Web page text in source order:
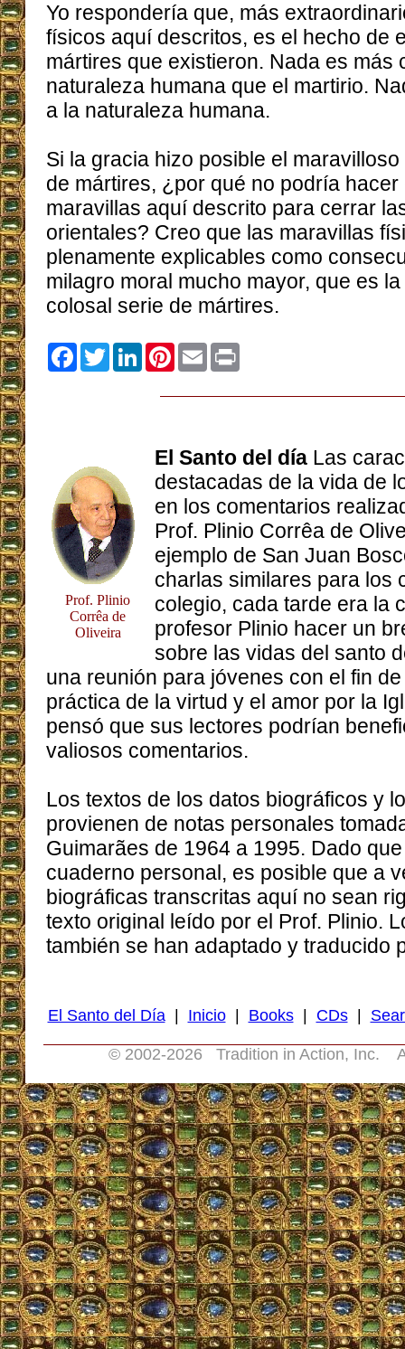
Yo respondería que, más
físicos aquí descritos, es el hecho de
mártires que existieron. Nada es más
naturaleza humana que el martirio.
a la naturaleza humana.
Si la gracia hizo posible el
de mártires, ¿por qué no podría
maravillas aquí descrito para cerrar
orientales? Creo que las maravillas
plenamente explicables como
milagro moral mucho mayor, que es
colosal serie de mártires.
Facebook
TwitterLinkedInPinterest
Email
Prof. Plinio
Corrêa de
Oliveira
El Santo del día Las
destacadas de la vida de
en los comentarios
Prof. Plinio Corrêa de
ejemplo de San Juan
charlas similares para los
colegio, cada tarde era la
profesor Plinio hacer un
sobre las vidas del santo
una reunión para jóvenes con el fin
práctica de la virtud y el amor por la
pensó que sus lectores podrían
valiosos comentarios.
Los textos de los datos biográficos y
provienen de notas personales
Guimarães de 1964 a 1995. Dado
cuaderno personal, es posible que a
biográficas transcritas aquí no sean
texto original leído por el Prof. Plinio.
también se han adaptado y traducido
El Santo del Día| Inicio| Books| CDs|
© 2002-2026 Tradition in Action, Inc.